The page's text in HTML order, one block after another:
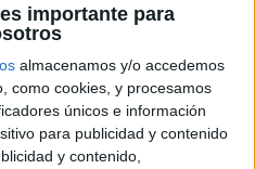
importante para
almacenamos y/o accedemos
como cookies, y procesamos
únicos e información
para publicidad y contenido
y contenido,
de Cannes, de Leo